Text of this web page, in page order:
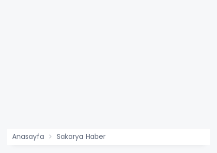
Anasayfa Sakarya Haber